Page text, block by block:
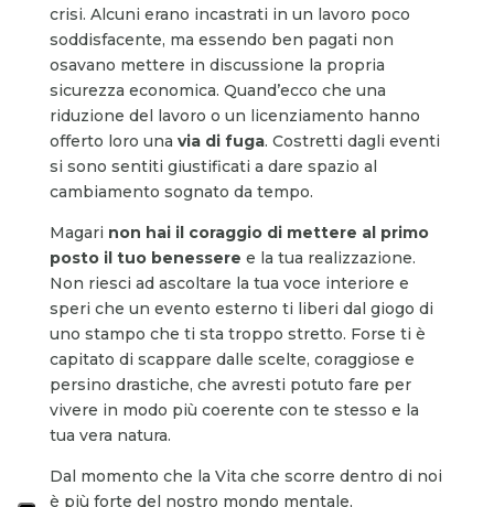
crisi. Alcuni erano incastrati in un lavoro poco
soddisfacente, ma essendo ben pagati non
osavano mettere in discussione la propria
sicurezza economica. Quand’ecco che una
riduzione del lavoro o un licenziamento hanno
offerto loro una via di fuga. Costretti dagli eventi
si sono sentiti giustificati a dare spazio al
cambiamento sognato da tempo.
Magari non hai il coraggio di mettere al primo
posto il tuo benessere e la tua realizzazione.
Non riesci ad ascoltare la tua voce interiore e
speri che un evento esterno ti liberi dal giogo di
uno stampo che ti sta troppo stretto. Forse ti è
capitato di scappare dalle scelte, coraggiose e
persino drastiche, che avresti potuto fare per
vivere in modo più coerente con te stesso e la
tua vera natura.
Dal momento che la Vita che scorre dentro di noi
è più forte del nostro mondo mentale,